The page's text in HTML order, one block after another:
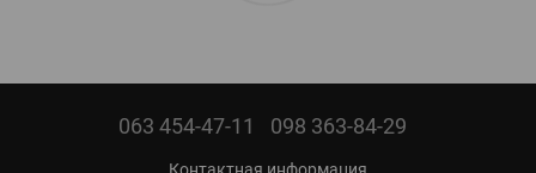
063 454-47-11 098 363-84-29
Контактная информация